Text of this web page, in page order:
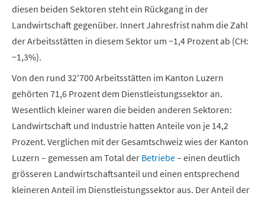
diesen beiden Sektoren steht ein Rückgang in der
Landwirtschaft gegenüber. Innert Jahresfrist nahm die Zahl
der Arbeitsstätten in diesem Sektor um −1,4 Prozent ab (CH:
−1,3%).
Von den rund 32'700 Arbeitsstätten im Kanton Luzern
gehörten 71,6 Prozent dem Dienstleistungssektor an.
Wesentlich kleiner waren die beiden anderen Sektoren:
Landwirtschaft und Industrie hatten Anteile von je 14,2
Prozent. Verglichen mit der Gesamtschweiz wies der Kanton
Luzern – gemessen am Total der Betriebe– einen deutlich
grösseren Landwirtschaftsanteil und einen entsprechend
kleineren Anteil im Dienstleistungssektor aus. Der Anteil der